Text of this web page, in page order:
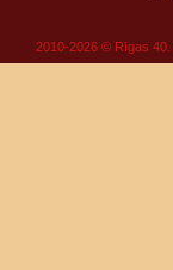
2010-2026 © Rīgas